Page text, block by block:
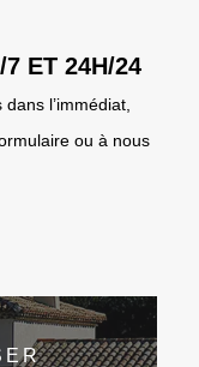
ET 24H/24
l’immédiat,
ou à nous